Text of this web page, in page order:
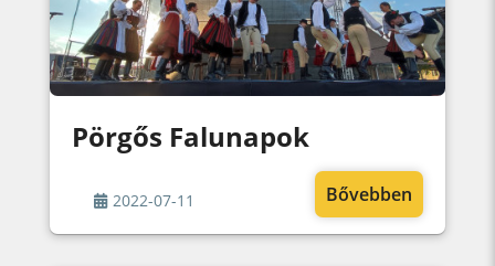
Pörgős Falunapok
2022-07-11 Bővebben